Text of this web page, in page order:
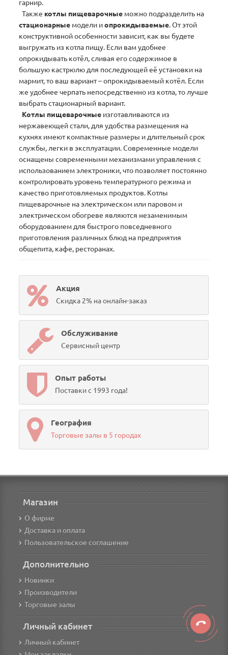
гарнир.
Также котлы пищеварочные можно подразделить на
стационарные модели иопрокидываемые. От этой
конструктивной особенности зависит, как вы будете
выгружать из котла пищу. Если вам удобнее
опрокидывать котёл, сливая его содержимое в
большую кастрюлю для последующей её установки на
мармит, то ваш вариант – опрокидываемый котёл. Если
же удобнее черпать непосредственно из котла, то лучше
выбрать стационарный вариант.
Котлы пищеварочные изготавливаются из
нержавеющей стали, для удобства размещения на
кухнях имеют компактные размеры и длительный срок
службы, легки в эксплуатации. Современные модели
оснащены современными механизмами управления с
использованием электроники, что позволяет постоянно
контролировать уровень температурного режима и
качество приготовляемых продуктов. Котлы
пищеварочные на электрическом или паровом и
электрическом обогреве являются незаменимым
оборудованием для быстрого повседневного
приготовления различных блюд на предприятия
общепита, кафе, ресторанах.
Акция
Скидка 2% на онлайн-заказ
Обслуживание
Сервисный центр
Опыт работы
Поставки с 1993 года!
География
Торговые залы в 5 городах
Магазин
О фирме
Доставка и оплата
Пользовательское соглашение
Дополнительно
Новинки
Производители
Торговые залы
Личный кабинет
Личный кабинет